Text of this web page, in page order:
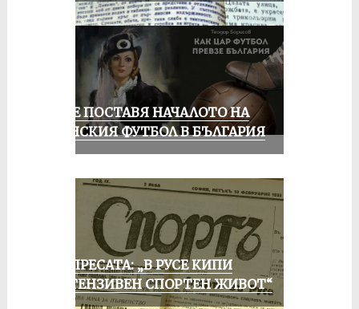
РУСЕ ПОСТАВЯ НАЧАЛОТО НА
ЖЕНСКИЯ ФУТБОЛ В БЪЛГАРИЯ
ОТ ПРЕСАТА: „В РУСЕ КИПИ
ИНТЕНЗИВЕН СПОРТЕН ЖИВОТ“